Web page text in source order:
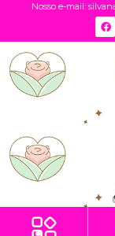
Nosso e-mail: